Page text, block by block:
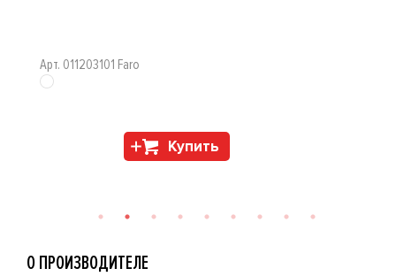
Арт. 011203101 Faro
Купить
О ПРОИЗВОДИТЕЛЕ